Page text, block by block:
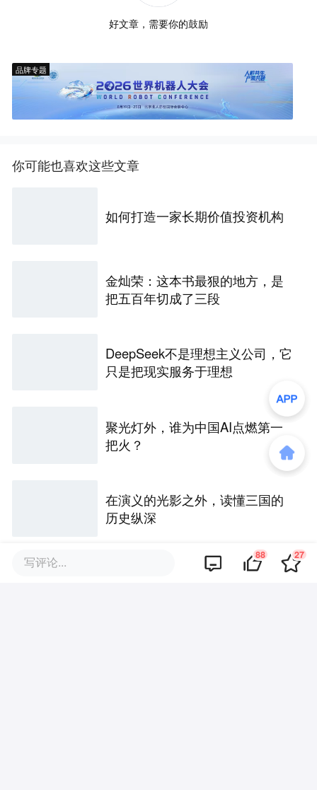
好文章，需要你的鼓励
品牌专题
你可能也喜欢这些文章
如何打造一家长期价值投资机构
金灿荣：这本书最狠的地方，是
把五百年切成了三段
DeepSeek不是理想主义公司，它
只是把现实服务于理想
聚光灯外，谁为中国AI点燃第一
把火？
在演义的光影之外，读懂三国的
历史纵深
写评论... 88 27